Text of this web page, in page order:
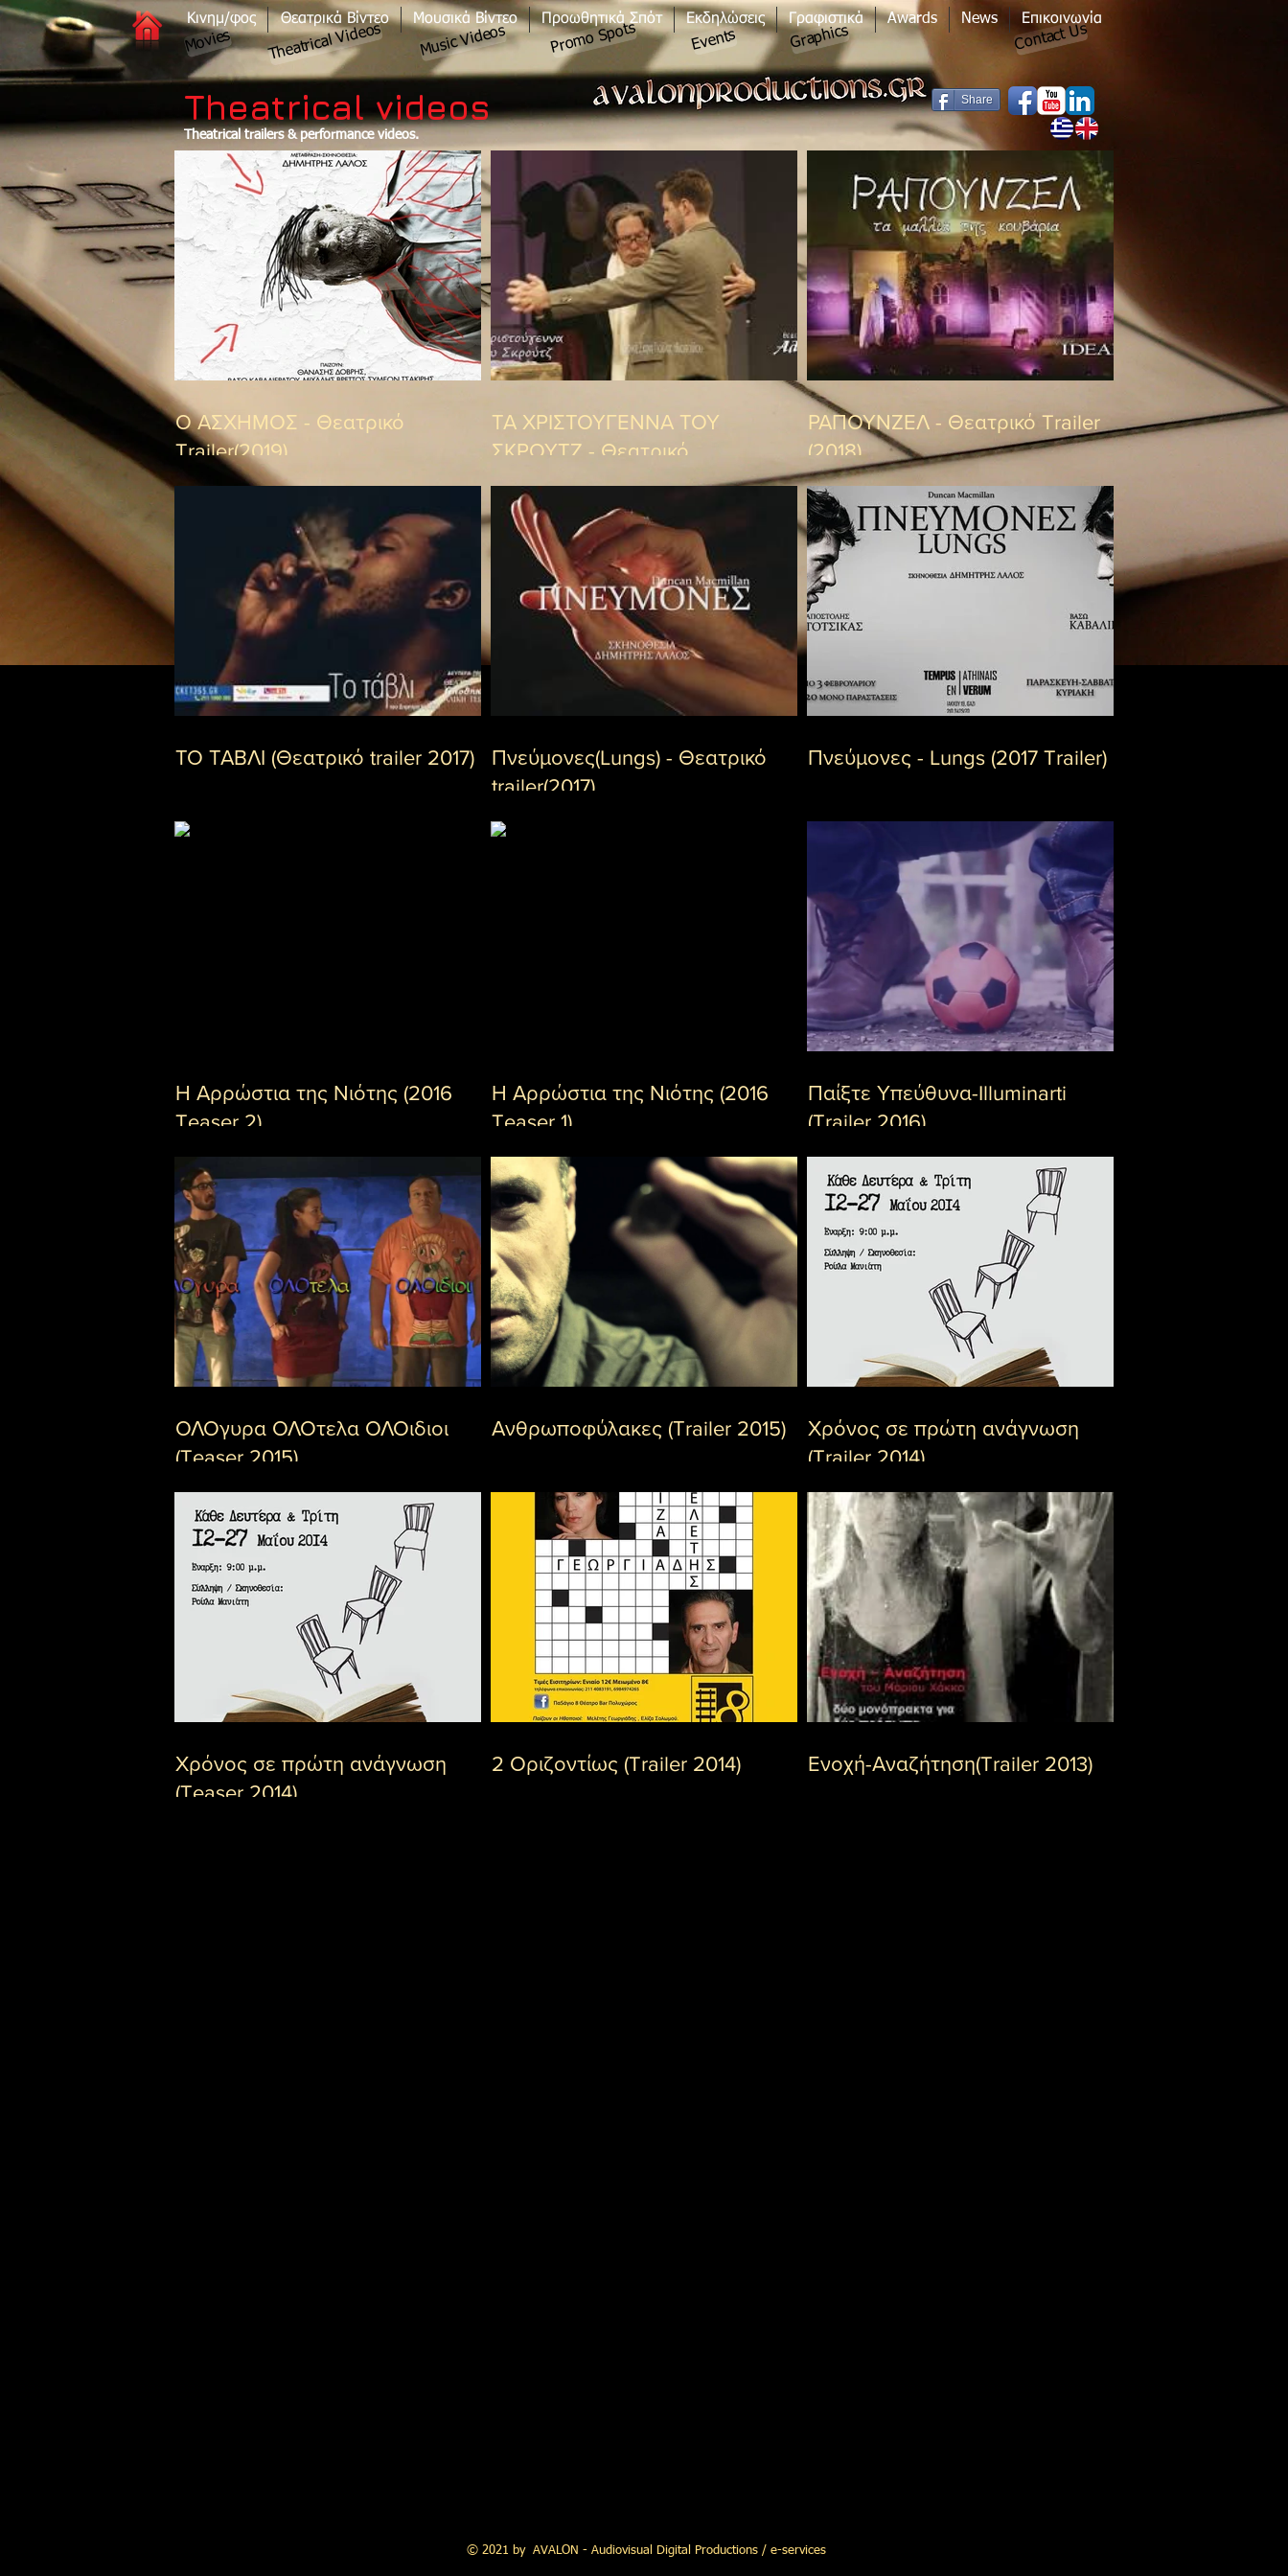
Κινημ/φος Θεατρικά Βίντεο Μουσικά Βίντεο Προωθητικά Σπότ Εκδηλώσεις Γραφιστικά Awards News Επικοινωνία
Movies Theatrical Videos Music Videos Promo Spots Events Graphics Contact Us
Theatrical videos
Theatrical trailers & performance videos.
Ο ΑΣΧΗΜΟΣ - Θεατρικό
Trailer(2019)
ΤΑ ΧΡΙΣΤΟΥΓΕΝΝΑ ΤΟΥ
ΣΚΡΟΥΤΖ - Θεατρικό
ΡΑΠΟΥΝΖΕΛ - Θεατρικό Trailer
(2018)
ΤΟ ΤΑΒΛΙ (Θεατρικό trailer 2017)
Πνεύμονες(Lungs) - Θεατρικό
trailer(2017)
Πνεύμονες - Lungs (2017 Trailer)
Η Αρρώστια της Νιότης (2016
Teaser 2)
Η Αρρώστια της Νιότης (2016
Teaser 1)
Παίξτε Υπεύθυνα-Illuminarti
(Trailer 2016)
ΟΛΟγυρα ΟΛΟτελα ΟΛΟιδιοι
(Teaser 2015)
Ανθρωποφύλακες (Τrailer 2015)
Χρόνος σε πρώτη ανάγνωση
(Trailer 2014)
Χρόνος σε πρώτη ανάγνωση
(Teaser 2014)
2 Οριζοντίως (Trailer 2014) Ενοχή-Αναζήτηση(Trailer 2013)
Share
© 2021 by AVALON - Audiovisual Digital Productions / e-services